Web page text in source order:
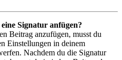
Signatur anfügen?
Beitrag anzufügen, musst du
Einstellungen in deinem
Nachdem du die Signatur